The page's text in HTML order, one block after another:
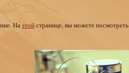
На этой странице, вы можете посмотреть